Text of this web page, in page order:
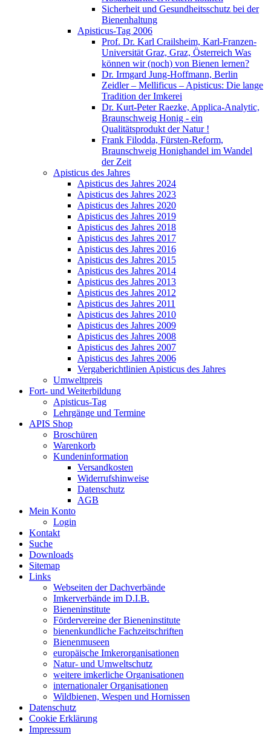
Sicherheit und Gesundheitsschutz bei der
Bienenhaltung
Apisticus-Tag 2006
Prof. Dr. Karl Crailsheim, Karl-Franzen-
Universität Graz, Graz, Österreich Was
können wir (noch) von Bienen lernen?
Dr. Irmgard Jung-Hoffmann, Berlin
Zeidler – Mellificus – Apisticus: Die lange
Tradition der Imkerei
Dr. Kurt-Peter Raezke, Applica-Analytic,
Braunschweig Honig - ein
Qualitätsprodukt der Natur !
Frank Filodda, Fürsten-Reform,
Braunschweig Honighandel im Wandel
der Zeit
Apisticus des Jahres
Apisticus des Jahres 2024
Apisticus des Jahres 2023
Apisticus des Jahres 2020
Apisticus des Jahres 2019
Apisticus des Jahres 2018
Apisticus des Jahres 2017
Apisticus des Jahres 2016
Apisticus des Jahres 2015
Apisticus des Jahres 2014
Apisticus des Jahres 2013
Apisticus des Jahres 2012
Apisticus des Jahres 2011
Apisticus des Jahres 2010
Apisticus des Jahres 2009
Apisticus des Jahres 2008
Apisticus des Jahres 2007
Apisticus des Jahres 2006
Vergaberichtlinien Apisticus des Jahres
Umweltpreis
Fort- und Weiterbildung
Apisticus-Tag
Lehrgänge und Termine
APIS Shop
Broschüren
Warenkorb
Kundeninformation
Versandkosten
Widerrufshinweise
Datenschutz
AGB
Mein Konto
Login
Kontakt
Suche
Downloads
Sitemap
Links
Webseiten der Dachverbände
Imkerverbände im D.I.B.
Bieneninstitute
Fördervereine der Bieneninstitute
bienenkundliche Fachzeitschriften
Bienenmuseen
europäische Imkerorganisationen
Natur- und Umweltschutz
weitere imkerliche Organisationen
internationaler Organisationen
Wildbienen, Wespen und Hornissen
Datenschutz
Cookie Erklärung
Impressum